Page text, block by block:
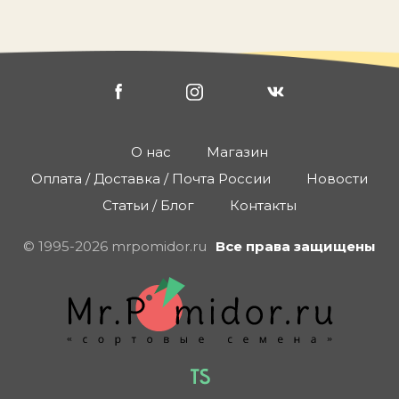
О нас
Магазин
Оплата / Доставка / Почта России
Новости
Статьи / Блог
Контакты
© 1995-2026 mrpomidor.ru Все права защищены